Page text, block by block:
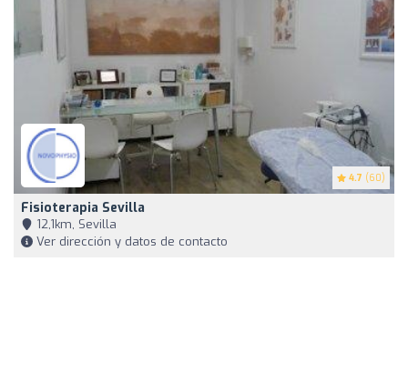
4.7 (60)
Fisioterapia Sevilla
12,1km, Sevilla
Ver dirección y datos de contacto